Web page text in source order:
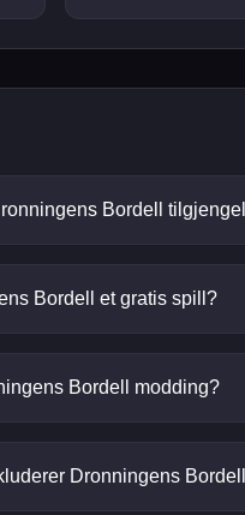
Bordell
Bordell et gratis spill?
Bordell modding?
Dronningens